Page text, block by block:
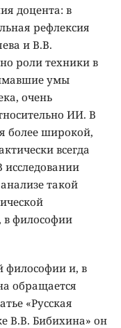
доцента: в
рефлексия
и В.В.
роли техники в
умы
очень
ИИ. В
более широкой,
всегда
исследовании
такой
в философии
философии и, в
обращается
«Русская
В.В. Бибихина» он